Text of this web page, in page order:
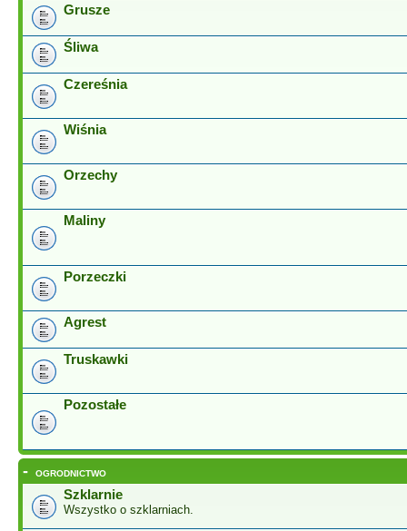
Grusze
Śliwa
Czereśnia
Wiśnia
Orzechy
Maliny
Porzeczki
Agrest
Truskawki
Pozostałe
- OGRODNICTWO
Szklarnie
Wszystko o szklarniach.